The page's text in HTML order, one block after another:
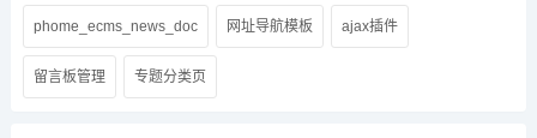
phome_ecms_news_doc 网址导航模板 ajax插件
留言板管理 专题分类页